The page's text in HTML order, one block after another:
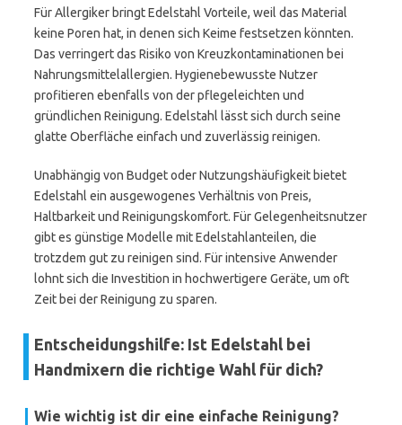
Für Allergiker bringt Edelstahl Vorteile, weil das Material
keine Poren hat, in denen sich Keime festsetzen könnten.
Das verringert das Risiko von Kreuzkontaminationen bei
Nahrungsmittelallergien. Hygienebewusste Nutzer
profitieren ebenfalls von der pflegeleichten und
gründlichen Reinigung. Edelstahl lässt sich durch seine
glatte Oberfläche einfach und zuverlässig reinigen.
Unabhängig von Budget oder Nutzungshäufigkeit bietet
Edelstahl ein ausgewogenes Verhältnis von Preis,
Haltbarkeit und Reinigungskomfort. Für Gelegenheitsnutzer
gibt es günstige Modelle mit Edelstahlanteilen, die
trotzdem gut zu reinigen sind. Für intensive Anwender
lohnt sich die Investition in hochwertigere Geräte, um oft
Zeit bei der Reinigung zu sparen.
Entscheidungshilfe: Ist Edelstahl bei
Handmixern die richtige Wahl für dich?
Wie wichtig ist dir eine einfache Reinigung?